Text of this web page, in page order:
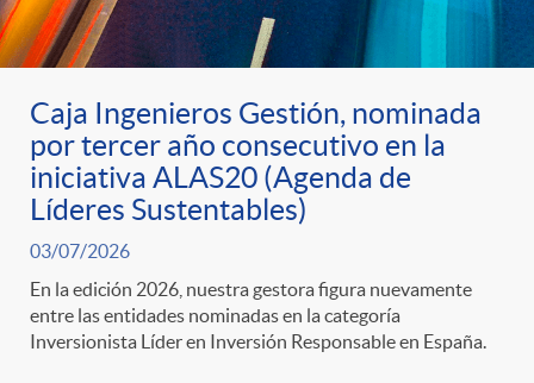
a
t
e
g
o
s
Caja Ingenieros Gestión, nominada
por tercer año consecutivo en la
iniciativa ALAS20 (Agenda de
Líderes Sustentables)
03/07/2026
En la edición 2026, nuestra gestora figura nuevamente
entre las entidades nominadas en la categoría
Inversionista Líder en Inversión Responsable en España.